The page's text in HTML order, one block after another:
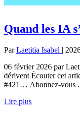
Quand les IA
ParLaetitia Isabel |
06 février 2026 par
dérivent Écouter cet
#421… Abonnez-vous
Lire plus